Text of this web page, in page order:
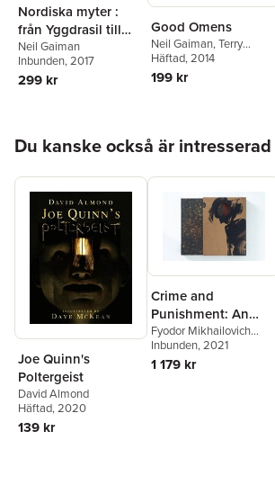
Nordiska myter :
från Yggdrasil till
Ragnarök
Neil Gaiman
Inbunden, 2017
299 kr
Good Omens
Neil Gaiman,Terry
Pratchett
Häftad, 2014
199 kr
Du kanske också är
Joe Quinn's
Poltergeist
David Almond
Häftad, 2020
139 kr
Crime and
Punishment: An
Illuminated Edition
Fyodor Mikhailovich
Dostoevsky
Inbunden, 2021
1 179 kr